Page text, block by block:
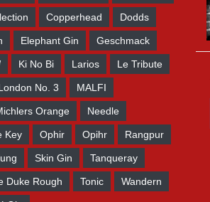
Copperhead Dodds
Elephant Gin Geschmack
Ki No Bi Larios Le Tribute
No. 3 MALFI
Orange Needle
Key Ophir Opihr Rangpur
Skin Gin Tanqueray
Duke Rough Tonic Wandern